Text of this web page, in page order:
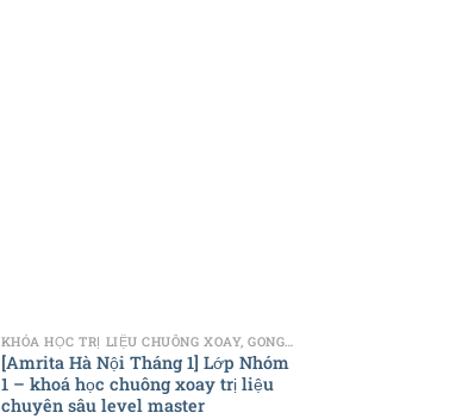
KHÓA HỌC TRỊ LIỆU CHUÔNG XOAY, GONG - CHIA SẺ
[Amrita Hà Nội Tháng 1] Lớp Nhóm
1 – khoá học chuông xoay trị liệu
chuyên sâu level master